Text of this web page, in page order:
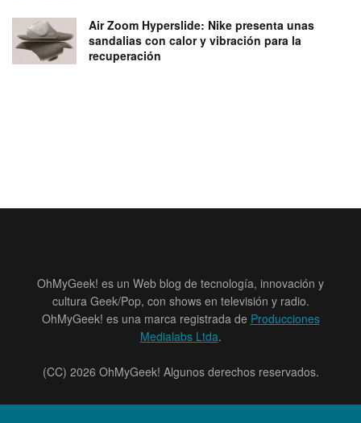
Air Zoom Hyperslide: Nike presenta unas
sandalias con calor y vibración para la
recuperación
OhMyGeek! es un Web blog de tecnología, innovación y
cultura Geek/Pop, con shows en televisión y radio.
OhMyGeek! es una marca registrada de Producciones
Medialabs Ltda.
(CC) 2026 OhMyGeek! Algunos derechos reservados.